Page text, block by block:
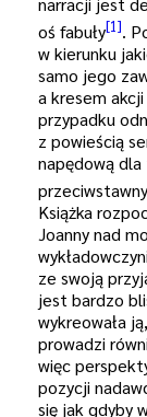
oś fabuły[1].
w kierunku
samo jego
a kresem
przypadku
z powieścią
napędową
Książka
Joanny nad
ze swoją
jest bardzo
wykreowała
prowadzi
więc
pozycji
się jak gdyby